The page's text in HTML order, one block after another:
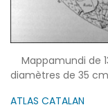
Mappamundi de
diamètres de 35
ATLAS CATALAN